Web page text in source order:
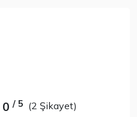
0/ 5 (2 Şikayet)